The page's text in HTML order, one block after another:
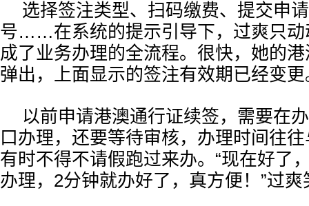
选择签注类型、扫码缴费、提交申
号……在系统的提示引导下，过爽只动
成了业务办理的全流程。很快，她的
弹出，上面显示的签注有效期已经变更
以前申请港澳通行证续签，需要在
口办理，还要等待审核，办理时间往
有时不得不请假跑过来办。“现在好了
办理，2分钟就办好了，真方便！”过爽